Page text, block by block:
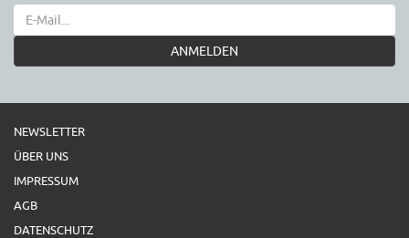
ANMELDEN
NEWSLETTER
ÜBER UNS
IMPRESSUM
AGB
DATENSCHUTZ